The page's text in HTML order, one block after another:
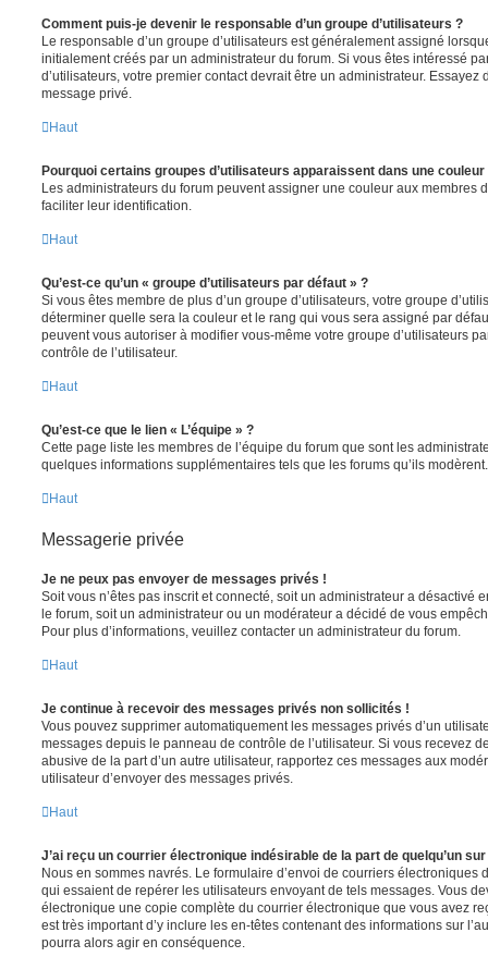
Comment puis-je devenir le responsable d’un groupe d’utilisateurs ?
Le responsable d’un groupe d’utilisateurs est généralement assigné
initialement créés par un administrateur du forum. Si vous êtes intéressé
d’utilisateurs, votre premier contact devrait être un administrateur.
message privé.
Haut
Pourquoi certains groupes d’utilisateurs apparaissent dans une
Les administrateurs du forum peuvent assigner une couleur aux membres
faciliter leur identification.
Haut
Qu’est-ce qu’un « groupe d’utilisateurs par défaut » ?
Si vous êtes membre de plus d’un groupe d’utilisateurs, votre groupe
déterminer quelle sera la couleur et le rang qui vous sera assigné par
peuvent vous autoriser à modifier vous-même votre groupe d’utilisateurs
contrôle de l’utilisateur.
Haut
Qu’est-ce que le lien « L’équipe » ?
Cette page liste les membres de l’équipe du forum que sont les
quelques informations supplémentaires tels que les forums qu’ils modèrent.
Haut
Messagerie privée
Je ne peux pas envoyer de messages privés !
Soit vous n’êtes pas inscrit et connecté, soit un administrateur a désactivé
le forum, soit un administrateur ou un modérateur a décidé de vous
Pour plus d’informations, veuillez contacter un administrateur du forum.
Haut
Je continue à recevoir des messages privés non sollicités !
Vous pouvez supprimer automatiquement les messages privés d’un
messages depuis le panneau de contrôle de l’utilisateur. Si vous recevez
abusive de la part d’un autre utilisateur, rapportez ces messages aux
utilisateur d’envoyer des messages privés.
Haut
J’ai reçu un courrier électronique indésirable de la part de quelqu’un
Nous en sommes navrés. Le formulaire d’envoi de courriers électroniques
qui essaient de repérer les utilisateurs envoyant de tels messages. Vous
électronique une copie complète du courrier électronique que vous avez
est très important d’y inclure les en-têtes contenant des informations sur
pourra alors agir en conséquence.